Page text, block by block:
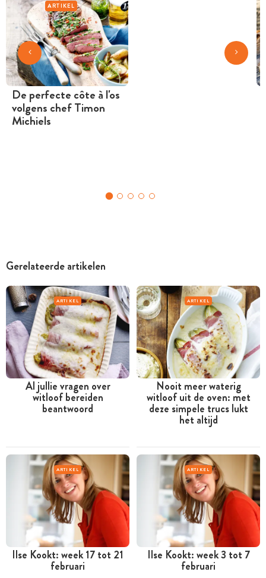
ARTIKEL
De perfecte côte à l'os
volgens chef Timon
Michiels
Gerelateerde artikelen
ARTIKEL
Al jullie vragen over
witloof bereiden
beantwoord
ARTIKEL
Nooit meer waterig
witloof uit de oven: met
deze simpele trucs lukt
het altijd
ARTIKEL
Ilse Kookt: week 17 tot 21
februari
ARTIKEL
Ilse Kookt: week 3 tot 7
februari